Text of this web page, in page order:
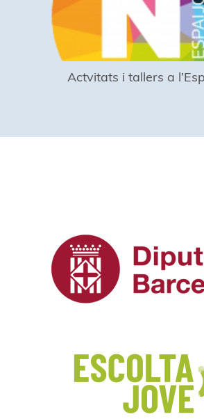
Actvitats i tallers a